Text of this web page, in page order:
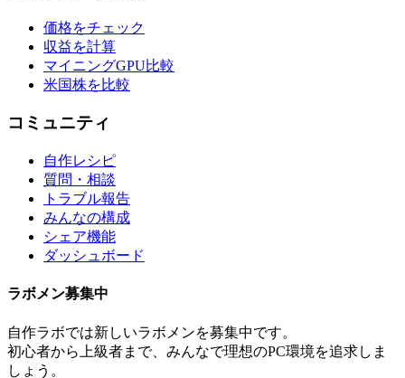
価格をチェック
収益を計算
マイニングGPU比較
米国株を比較
コミュニティ
自作レシピ
質問・相談
トラブル報告
みんなの構成
シェア機能
ダッシュボード
ラボメン募集中
自作ラボでは新しいラボメンを募集中です。
初心者から上級者まで、みんなで理想のPC環境を追求しま
しょう。